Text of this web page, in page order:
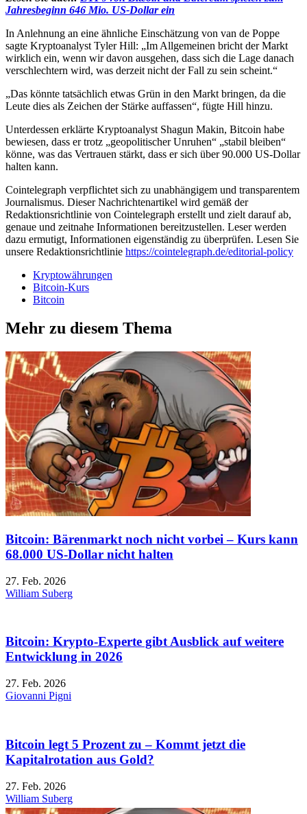
Jahresbeginn 646 Mio. US-Dollar ein
In Anlehnung an eine ähnliche Einschätzung von van de Poppe
sagte Kryptoanalyst Tyler Hill: „Im Allgemeinen bricht der Markt
wirklich ein, wenn wir davon ausgehen, dass sich die Lage danach
verschlechtern wird, was derzeit nicht der Fall zu sein scheint.“
„Das könnte tatsächlich etwas Grün in den Markt bringen, da die
Leute dies als Zeichen der Stärke auffassen“, fügte Hill hinzu.
Unterdessen erklärte Kryptoanalyst Shagun Makin, Bitcoin habe
bewiesen, dass er trotz „geopolitischer Unruhen“ „stabil bleiben“
könne, was das Vertrauen stärkt, dass er sich über 90.000 US-Dollar
halten kann.
Cointelegraph verpflichtet sich zu unabhängigem und transparentem
Journalismus. Dieser Nachrichtenartikel wird gemäß der
Redaktionsrichtlinie von Cointelegraph erstellt und zielt darauf ab,
genaue und zeitnahe Informationen bereitzustellen. Leser werden
dazu ermutigt, Informationen eigenständig zu überprüfen. Lesen Sie
unsere Redaktionsrichtlinie https://cointelegraph.de/editorial-policy
Kryptowährungen
Bitcoin-Kurs
Bitcoin
Mehr zu diesem Thema
Bitcoin: Bärenmarkt noch nicht vorbei – Kurs kann
68.000 US-Dollar nicht halten
27. Feb. 2026
William Suberg
Bitcoin: Krypto-Experte gibt Ausblick auf weitere
Entwicklung in 2026
27. Feb. 2026
Giovanni Pigni
Bitcoin legt 5 Prozent zu – Kommt jetzt die
Kapitalrotation aus Gold?
27. Feb. 2026
William Suberg